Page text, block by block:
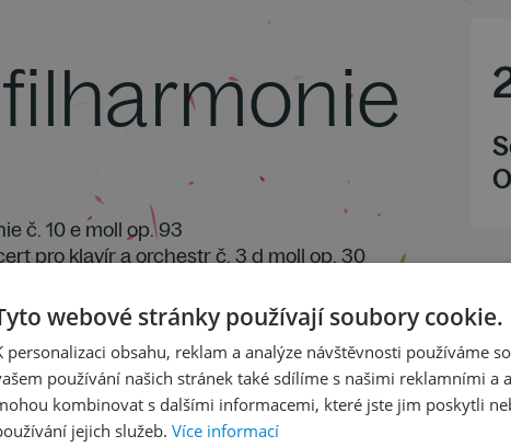
č. 10 e moll op. 93
pro klavír a orchestr č. 3 d moll op. 30
webové stránky používají soubory cookie.
personalizaci obsahu, reklam a analýze návštěvnosti používáme
používání našich stránek také sdílíme s našimi reklamními a
kombinovat s dalšími informacemi, které jste jim poskytli
jejich služeb. Více informací